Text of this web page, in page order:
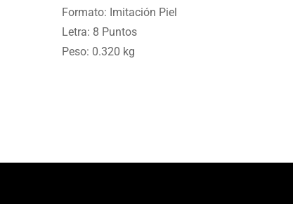
Formato: Imitación Piel
Letra: 8 Puntos
Peso: 0.320 kg